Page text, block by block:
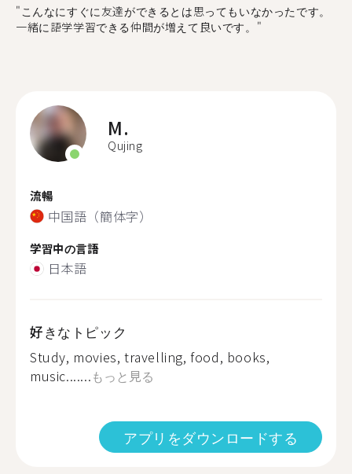
"こんなにすぐに友達ができるとは思ってもいなかったです。
一緒に語学学習できる仲間が増えて良いです。"
M.
Qujing
流暢
中国語（簡体字）
学習中の言語
日本語
好きなトピック
Study, movies, travelling, food, books,
music.......もっと見る
アプリをダウンロードする